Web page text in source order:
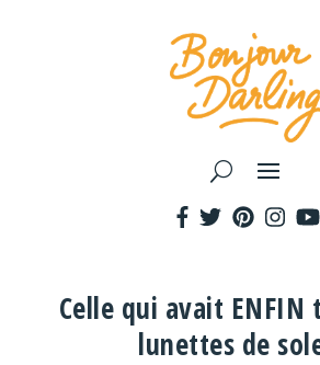
Celle qui avait ENFIN
lunettes de